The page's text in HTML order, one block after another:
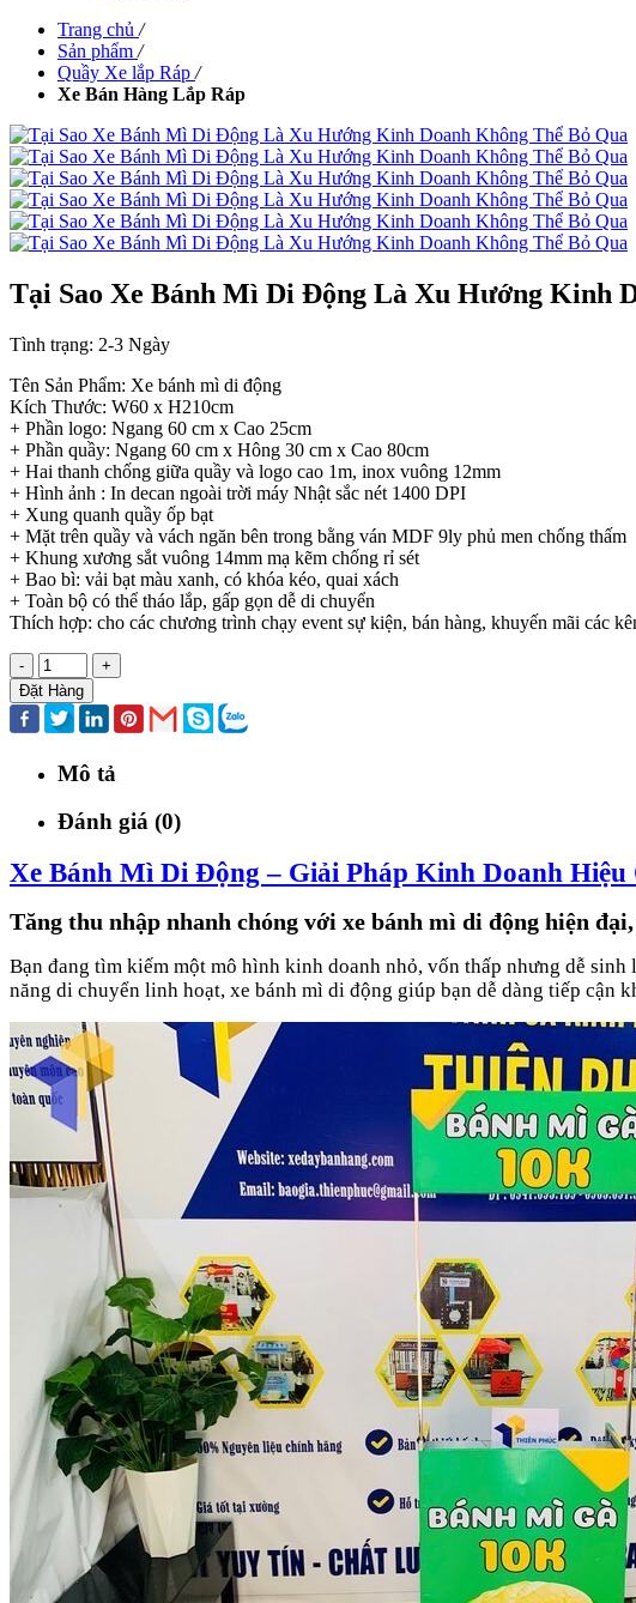
Trang chủ /
Sản phẩm /
Quầy Xe lắp Ráp /
Xe Bán Hàng Lắp Ráp
Tại Sao Xe Bánh Mì Di Động Là Xu Hướng Kinh
Tình trạng: 2-3 Ngày
Tên Sản Phẩm: Xe bánh mì di động
Kích Thước: W60 x H210cm
+ Phần logo: Ngang 60 cm x Cao 25cm
+ Phần quầy: Ngang 60 cm x Hông 30 cm x Cao 80cm
+ Hai thanh chống giữa quầy và logo cao 1m, inox vuông 12mm
+ Hình ảnh : In decan ngoài trời máy Nhật sắc nét 1400 DPI
+ Xung quanh quầy ốp bạt
+ Mặt trên quầy và vách ngăn bên trong bằng ván MDF 9ly phủ men chống thấm
+ Khung xương sắt vuông 14mm mạ kẽm chống rỉ sét
+ Bao bì: vải bạt màu xanh, có khóa kéo, quai xách
+ Toàn bộ có thể tháo lắp, gấp gọn dễ di chuyển
Thích hợp: cho các chương trình chạy event sự kiện, bán hàng, khuyến mãi các
-
+
Đặt Hàng
Mô tả
Đánh giá (0)
Xe Bánh Mì Di Động – Giải Pháp Kinh Doanh
Tăng thu nhập nhanh chóng với xe bánh mì di động hiện
Bạn đang tìm kiếm một mô hình kinh doanh nhỏ, vốn thấp nhưng dễ sinh
năng di chuyển linh hoạt, xe bánh mì di động giúp bạn dễ dàng tiếp cận